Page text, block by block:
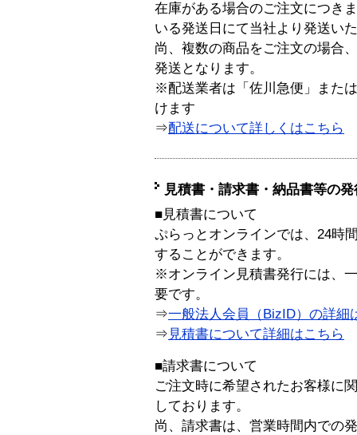
在庫がある場合のご注文につき
いる発送日にて当社より発送い
尚、複数の商品をご注文の場合
発送となります。
※配送業者は「佐川急便」また
けます
⇒配送について詳しくはこちら
見積書・請求書・納品書等の
■見積書について
ぷらっとオンラインでは、24時
することができます。
※オンライン見積書発行には、
要です。
⇒一般法人会員（BizID）の詳細
⇒ 見積書について詳細はこちら
■請求書について
ご注文時に希望されたお客様に
しております。
尚、請求書は、営業時間内での